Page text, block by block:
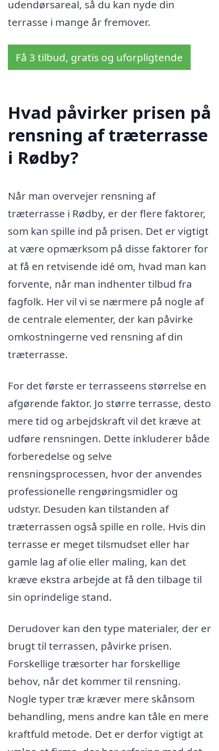
udendørsareal, så du kan nyde din
terrasse i mange år fremover.
Få 3 tilbud, gratis og uforpligtende
Hvad påvirker prisen på
rensning af træterrasse
i Rødby?
Når man overvejer rensning af
træterrasse i Rødby, er der flere faktorer,
som kan spille ind på prisen. Det er vigtigt
at være opmærksom på disse faktorer for
at få en retvisende idé om, hvad man kan
forvente, når man indhenter tilbud fra
fagfolk. Her vil vi se nærmere på nogle af
de centrale elementer, der kan påvirke
omkostningerne ved rensning af din
træterrasse.
For det første er terrasseens størrelse en
afgørende faktor. Jo større terrasse, desto
mere tid og arbejdskraft vil det kræve at
udføre rensningen. Dette inkluderer både
forberedelse og selve
rensningsprocessen, hvor der anvendes
professionelle rengøringsmidler og
udstyr. Desuden kan tilstanden af
træterrassen også spille en rolle. Hvis din
terrasse er meget tilsmudset eller har
gamle lag af olie eller maling, kan det
kræve ekstra arbejde at få den tilbage til
sin oprindelige stand.
Derudover kan den type materialer, der er
brugt til terrassen, påvirke prisen.
Forskellige træsorter har forskellige
behov, når det kommer til rensning.
Nogle typer træ kræver mere skånsom
behandling, mens andre kan tåle en mere
kraftfuld metode. Det er derfor vigtigt at